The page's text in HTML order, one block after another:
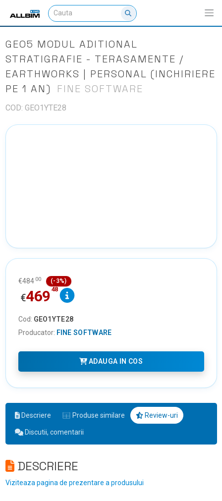
GEO5 MODUL ADITIONAL
STRATIGRAFIE - TERASAMENTE /
EARTHWORKS | PERSONAL (INCHIRIERE
PE 1 AN)
FINE SOFTWARE
COD: GEO1YTE28
€484 00 (-3%)
€46948
Cod: GEO1YTE28
Producator: FINE SOFTWARE
ADAUGA IN COS
Descriere Produse similare Review-uri
Discutii, comentarii
DESCRIERE
Viziteaza pagina de prezentare a produsului